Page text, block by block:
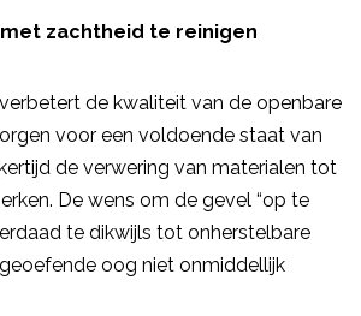
zachtheid te reinigen
de kwaliteit van de openbare
voor een voldoende staat van
de verwering van materialen tot
De wens om de gevel “op te
te dikwijls tot onherstelbare
oog niet onmiddellijk